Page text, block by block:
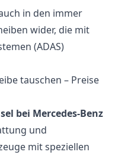
in den immer
wider, die mit
(ADAS)
tauschen – Preise
bei Mercedes-Benz
und
mit speziellen